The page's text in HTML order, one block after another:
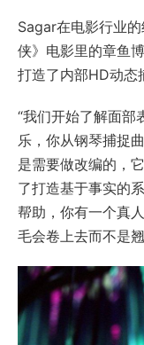
Sagar在电影行业
侠》电影里的章鱼
打造了内部HD动态
“我们开始了解面部
乐，你从钢琴捕捉
是需要做改编的，
了打造基于事实的
帮助，你有一个真
毛会卷上去而不是